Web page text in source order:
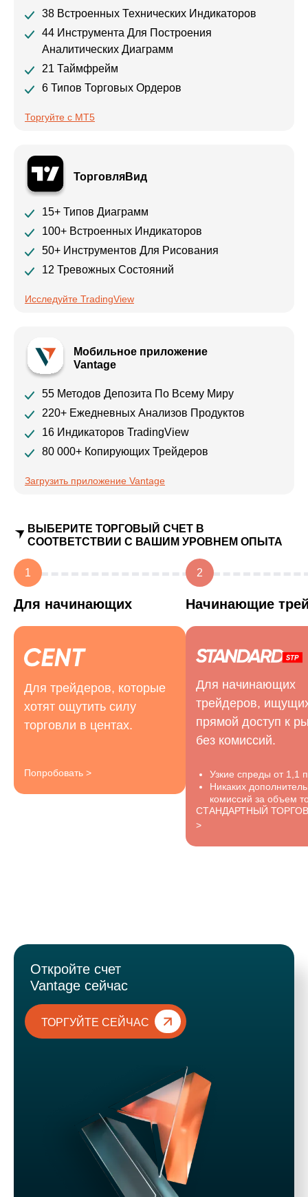
38 Встроенных Технических Индикаторов
44 Инструмента Для Построения
Аналитических Диаграмм
21 Таймфрейм
6 Типов Торговых Ордеров
Торгуйте с MT5
ТорговляВид
15+ Типов Диаграмм
100+ Встроенных Индикаторов
50+ Инструментов Для Рисования
12 Тревожных Состояний
Исследуйте TradingView
Мобильное приложение
Vantage
55 Методов Депозита По Всему Миру
220+ Ежедневных Анализов Продуктов
16 Индикаторов TradingView
80 000+ Копирующих Трейдеров
Загрузить приложение Vantage
ВЫБЕРИТЕ ТОРГОВЫЙ СЧЕТ В
СООТВЕТСТВИИ С ВАШИМ УРОВНЕМ ОПЫТА
1
Для начинающих
Для трейдеров, которые
хотят ощутить силу
торговли в центах.
Попробовать >
2
Начинающие
Для начинающих
трейдеров,
прямой доступ к
без комиссий.
Узкие спреды от 1,1
Никаких
комиссий за объем
СТАНДАРТНЫЙ
>
Откройте счет
Vantage сейчас
ТОРГУЙТЕ СЕЙЧАС